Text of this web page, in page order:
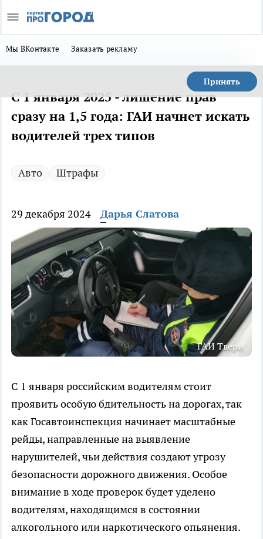
Мы ВКонтакте Заказать рекламу
Принять
С 1 января 2025 - лишение прав
сразу на 1,5 года: ГАИ начнет искать
водителей трех типов
Авто Штрафы
29 декабря 2024 Дарья Слатова
ГАИ Твери
С 1 января российским водителям стоит
проявить особую бдительность на дорогах, так
как Госавтоинспекция начинает масштабные
рейды, направленные на выявление
нарушителей, чьи действия создают угрозу
безопасности дорожного движения. Особое
внимание в ходе проверок будет уделено
водителям, находящимся в состоянии
алкогольного или наркотического опьянения.